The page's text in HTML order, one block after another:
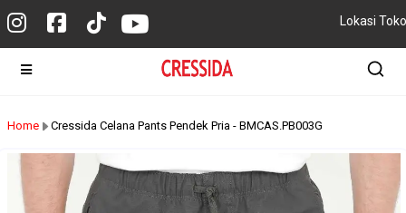
Lokasi Toko
Home Cressida Celana Pants Pendek Pria - BMCAS.PB003G